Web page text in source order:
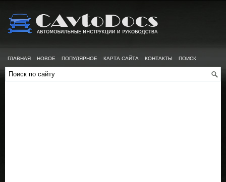
ГЛАВНАЯ НОВОЕ ПОПУЛЯРНОЕ КАРТА САЙТА КОНТАКТЫ ПОИСК